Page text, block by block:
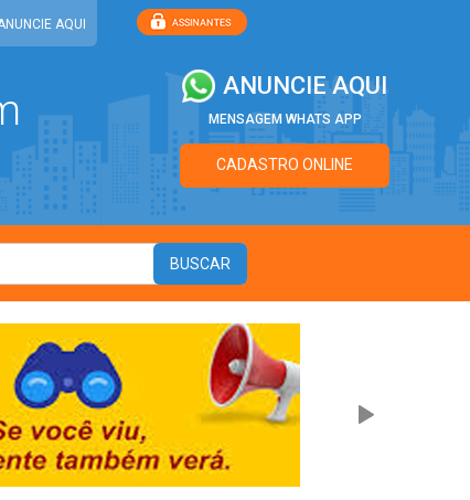
AQUI
ANUNCIE AQUI
MENSAGEM WHATS APP
CADASTRO ONLINE